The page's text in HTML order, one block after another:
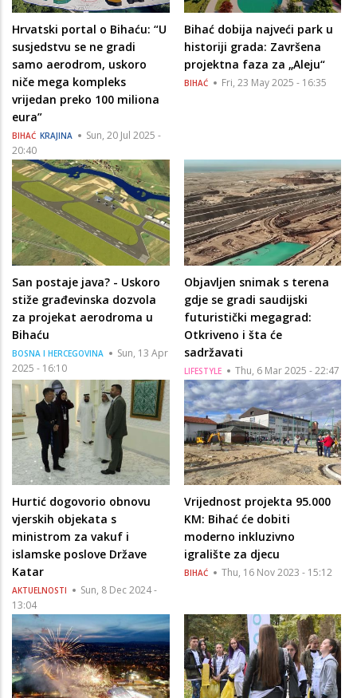
Hrvatski portal o Bihaću: “U
susjedstvu se ne gradi
samo aerodrom, uskoro
niče mega kompleks
vrijedan preko 100 miliona
eura”
BIHAĆ KRAJINA
Sun, 20 Jul 2025 -
20:40
Bihać dobija najveći park u
historiji grada: Završena
projektna faza za „Aleju“
BIHAĆ Fri, 23 May 2025 - 16:35
San postaje java? - Uskoro
stiže građevinska dozvola
za projekat aerodroma u
Bihaću
BOSNA I HERCEGOVINA
Sun, 13 Apr
2025 - 16:10
Objavljen snimak s terena
gdje se gradi saudijski
futuristički megagrad:
Otkriveno i šta će
sadržavati
LIFESTYLE Thu, 6 Mar 2025 - 22:47
Hurtić dogovorio obnovu
vjerskih objekata s
ministrom za vakuf i
islamske poslove Države
Katar
AKTUELNOSTI
Sun, 8 Dec 2024 -
13:04
Vrijednost projekta 95.000
KM: Bihać će dobiti
moderno inkluzivno
igralište za djecu
BIHAĆ Thu, 16 Nov 2023 - 15:12